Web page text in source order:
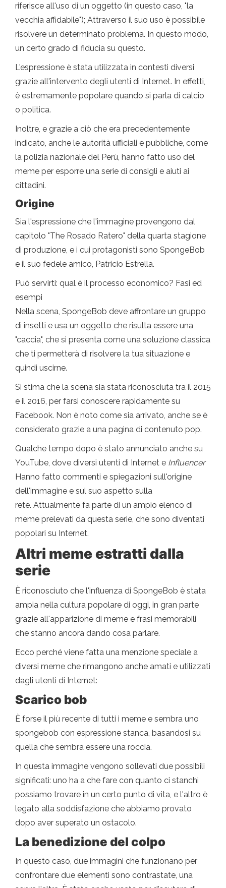
riferisce all'uso di un oggetto (in questo caso, "la
vecchia affidabile"); Attraverso il suo uso è possibile
risolvere un determinato problema. In questo modo,
un certo grado di fiducia su questo.
L'espressione è stata utilizzata in contesti diversi
grazie all'intervento degli utenti di Internet. In effetti,
è estremamente popolare quando si parla di calcio
o politica.
Inoltre, e grazie a ciò che era precedentemente
indicato, anche le autorità ufficiali e pubbliche, come
la polizia nazionale del Perù, hanno fatto uso del
meme per esporre una serie di consigli e aiuti ai
cittadini.
Origine
Sia l'espressione che l'immagine provengono dal
capitolo "The Rosado Ratero" della quarta stagione
di produzione, e i cui protagonisti sono SpongeBob
e il suo fedele amico, Patricio Estrella.
Può servirti: qual è il processo economico? Fasi ed
esempi
Nella scena, SpongeBob deve affrontare un gruppo
di insetti e usa un oggetto che risulta essere una
"caccia", che si presenta come una soluzione classica
che ti permetterà di risolvere la tua situazione e
quindi uscirne.
Si stima che la scena sia stata riconosciuta tra il 2015
e il 2016, per farsi conoscere rapidamente su
Facebook. Non è noto come sia arrivato, anche se è
considerato grazie a una pagina di contenuto pop.
Qualche tempo dopo è stato annunciato anche su
YouTube, dove diversi utenti di Internet e Influencer
Hanno fatto commenti e spiegazioni sull'origine
dell'immagine e sul suo aspetto sulla
rete. Attualmente fa parte di un ampio elenco di
meme prelevati da questa serie, che sono diventati
popolari su Internet.
Altri meme estratti dalla
serie
È riconosciuto che l'influenza di SpongeBob è stata
ampia nella cultura popolare di oggi, in gran parte
grazie all'apparizione di meme e frasi memorabili
che stanno ancora dando cosa parlare.
Ecco perché viene fatta una menzione speciale a
diversi meme che rimangono anche amati e utilizzati
dagli utenti di Internet:
Scarico bob
È forse il più recente di tutti i meme e sembra uno
spongebob con espressione stanca, basandosi su
quella che sembra essere una roccia.
In questa immagine vengono sollevati due possibili
significati: uno ha a che fare con quanto ci stanchi
possiamo trovare in un certo punto di vita, e l'altro è
legato alla soddisfazione che abbiamo provato
dopo aver superato un ostacolo.
La benedizione del colpo
In questo caso, due immagini che funzionano per
confrontare due elementi sono contrastate, una